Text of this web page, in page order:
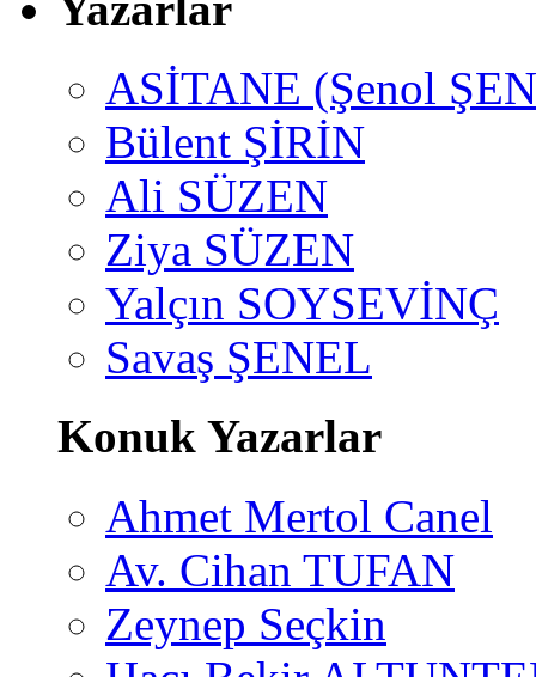
ASİTANE (Şenol
Bülent ŞİRİN
Ali SÜZEN
Ziya SÜZEN
Yalçın SOYSEVİNÇ
Savaş ŞENEL
Konuk Yazarlar
Ahmet Mertol Canel
Av. Cihan TUFAN
Zeynep Seçkin